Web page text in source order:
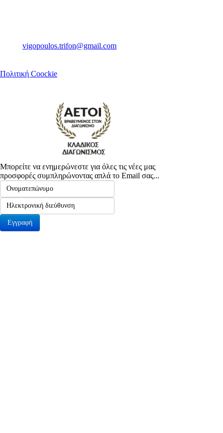
vigopoulos.trifon@gmail.com
Πολιτική Coockie
Μπορείτε να ενημερώνεστε για όλες τις νέες μας
προσφορές συμπληρώνοντας απλά το Email σας...